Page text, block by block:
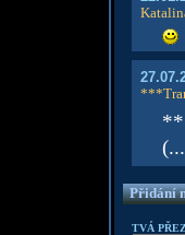
Přidání
TVÁ